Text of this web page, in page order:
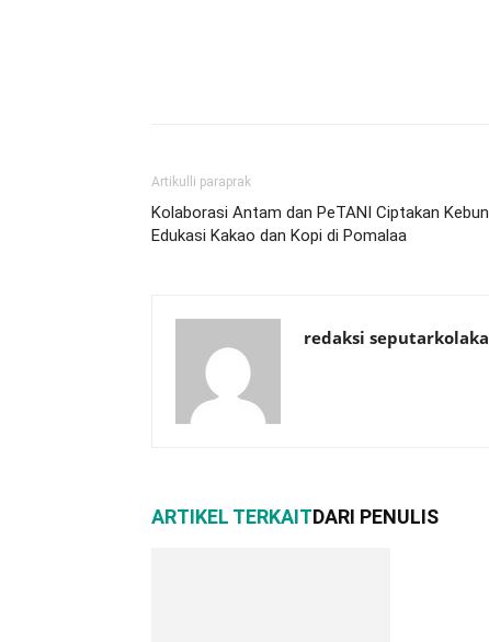
Artikulli paraprak
Kolaborasi Antam dan PeTANI Ciptakan Kebun
Edukasi Kakao dan Kopi di Pomalaa
redaksi seputarkolaka
ARTIKEL TERKAITDARI PENULIS